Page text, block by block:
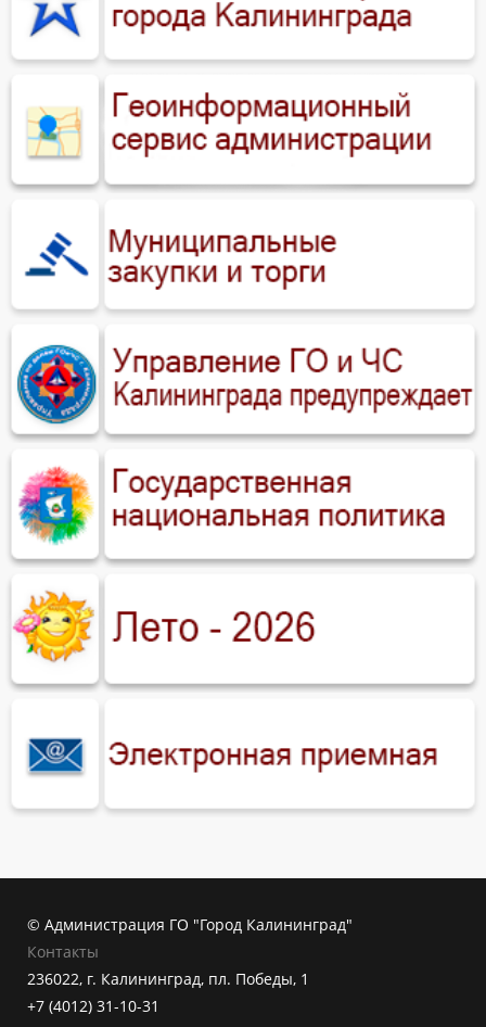
© Администрация ГО "Город Калининград"
Контакты
236022, г. Калининград, пл. Победы, 1
+7 (4012) 31-10-31